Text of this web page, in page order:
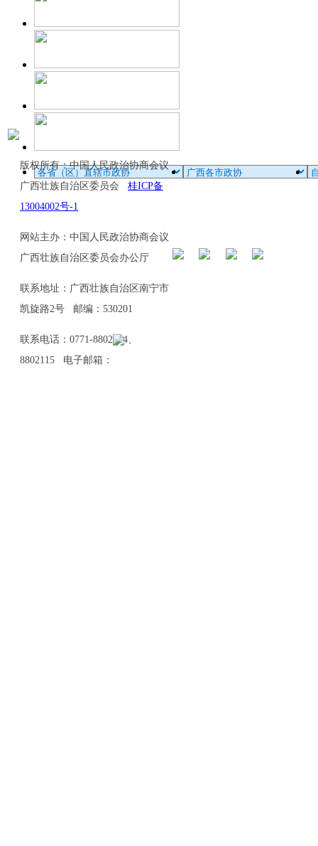
版权所有：中国人民政治协商会议
广西壮族自治区委员会 桂ICP备
13004002号-1
网站主办：中国人民政治协商会议
广西壮族自治区委员会办公厅
联系地址：广西壮族自治区南宁市
凯旋路2号 邮编：530201
联系电话：0771-8802114、
8802115 电子邮箱：